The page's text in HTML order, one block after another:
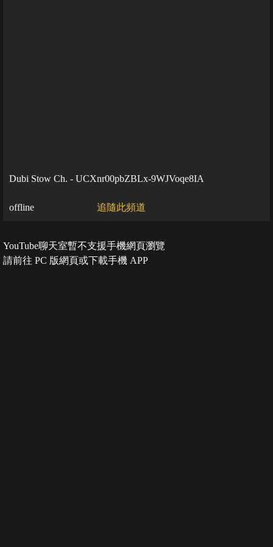
Dubi Stow Ch. - UCXnr00pbZBLx-9WJVoqe8IA
offline 追隨此頻道
YouTube聊天室暫不支援手機網頁瀏覽
請前往 PC 版網頁或下載手機 APP